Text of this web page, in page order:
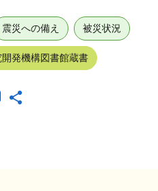
震災への備え 被災状況
発機構図書館蔵書